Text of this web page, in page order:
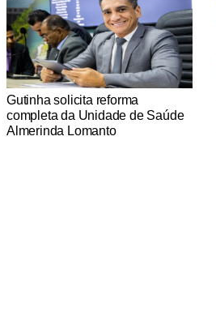
Notícias Católicas
Gutinha solicita reforma
completa da Unidade de Saúde
Almerinda Lomanto